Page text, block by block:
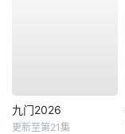
九门2026
更新至第21集